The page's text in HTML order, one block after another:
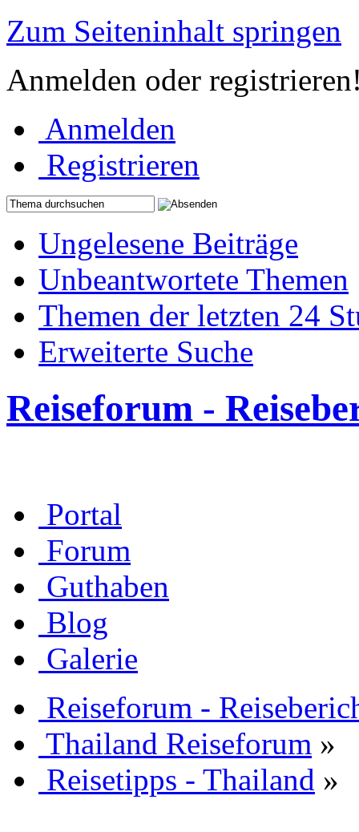
Zum Seiteninhalt springen
Anmelden oder
Anmelden
Registrieren
Ungelesene Beiträge
Unbeantwortete Themen
Themen der letzten 24
Erweiterte Suche
Reiseforum -
Portal
Forum
Guthaben
Blog
Galerie
Reiseforum -
Thailand Reiseforum »
Reisetipps - Thailand »